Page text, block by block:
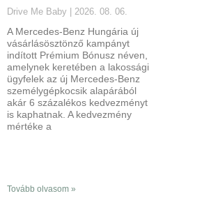
Drive Me Baby 2026. 08. 06.
A Mercedes-Benz Hungária új
vásárlásösztönző kampányt
indított Prémium Bónusz néven,
amelynek keretében a lakossági
ügyfelek az új Mercedes-Benz
személygépkocsik alapárából
akár 6 százalékos kedvezményt
is kaphatnak. A kedvezmény
mértéke a
Tovább olvasom »